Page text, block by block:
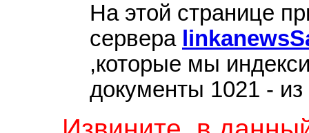
На этой странице
сервера
,которые мы
документы 1021 - из